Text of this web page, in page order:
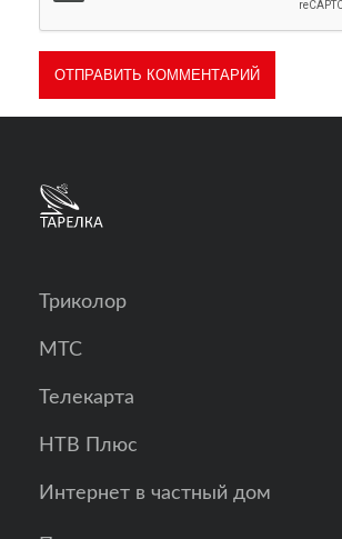
Триколор
МТС
Телекарта
НТВ Плюс
Интернет в частный дом